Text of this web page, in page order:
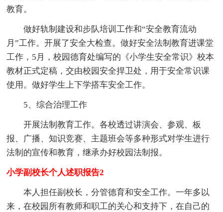
教育。
做好轨制建设和步队培训工作和“安全教育流动
月”工作。开展了安全大检查。做好安全法制教育进课堂
工作，5月，校园德育处编写的《小学生安全常识》校本
教材正式定稿，交由校园安全捍卫处，用于安全常识课
使用。做好学生上下学搭车安全工作。
5、综合治理工作
开展法制教育工作。各校透过讲演会、参观、板
报、广播、知识竞赛、主题班会等多种形式对学生进行
法制的宣传和教育，继承办好校园法制报。
小学副校长个人述职报告2
本人担任副校长，分管德育和安全工作。一年多以
来，在校园所有教师和职工的关心和支持下，在自己的